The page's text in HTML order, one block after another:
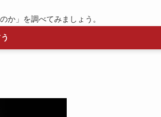
か」を調べてみましょう。